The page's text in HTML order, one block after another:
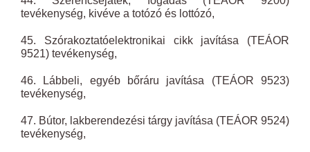
tevékenység, kivéve a totózó és lottózó,
45. Szórakoztatóelektronikai cikk javítása (TEÁOR
9521) tevékenység,
46. Lábbeli, egyéb bőráru javítása (TEÁOR 9523)
tevékenység,
47. Bútor, lakberendezési tárgy javítása (TEÁOR 9524)
tevékenység,